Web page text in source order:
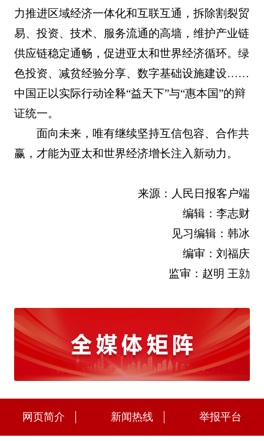
力推进区域经济一体化和互联互通，拆除割裂贸
易、投资、技术、服务流通的高墙，维护产业链
供应链稳定通畅，促进亚太和世界经济循环。绿
色投资、减贫经验分享、数字基础设施建设……
中国正以实际行动诠释“益天下”与“惠本国”的辩
证统一。
面向未来，唯有继续坚持互信包容、合作共
赢，才能为亚太和世界经济增长注入新动力。
来源：人民日报客户端
编辑：李志财
见习编辑：韩冰
编审：刘福庆
监审：赵明 王勍
网页简介 新闻热线 举报平台